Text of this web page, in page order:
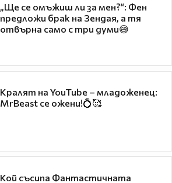
„Ще се омъжиш ли за мен?“: Фен
предложи брак на Зендая, а тя
отвърна само с три думи😅
Кралят на YouTube – младоженец:
MrBeast се ожени!💍🥰
Кой съсипа Фантастичната